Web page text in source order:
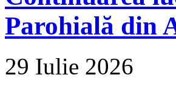
Parohială din
29 Iulie 2026